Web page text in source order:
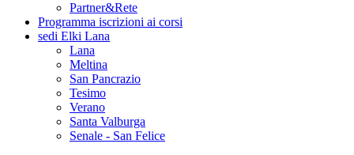
Partner&Rete
Programma iscrizioni ai corsi
sedi Elki Lana
Lana
Meltina
San Pancrazio
Tesimo
Verano
Santa Valburga
Senale - San Felice